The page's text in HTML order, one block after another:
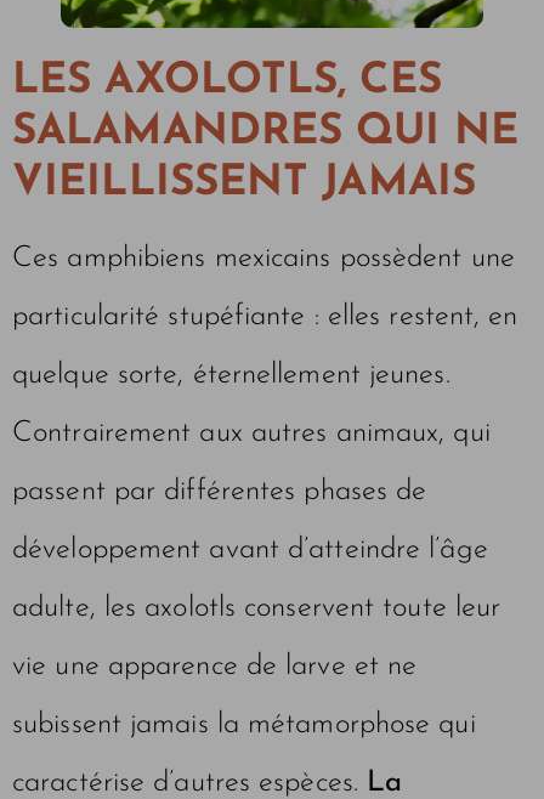
LES AXOLOTLS, CES
SALAMANDRES QUI NE
VIEILLISSENT JAMAIS
Ces amphibiens mexicains possèdent une
particularité stupéfiante : elles restent, en
quelque sorte, éternellement jeunes.
Contrairement aux autres animaux, qui
passent par différentes phases de
développement avant d’atteindre l’âge
adulte, les axolotls conservent toute leur
vie une apparence de larve et ne
subissent jamais la métamorphose qui
caractérise d’autres espèces. La